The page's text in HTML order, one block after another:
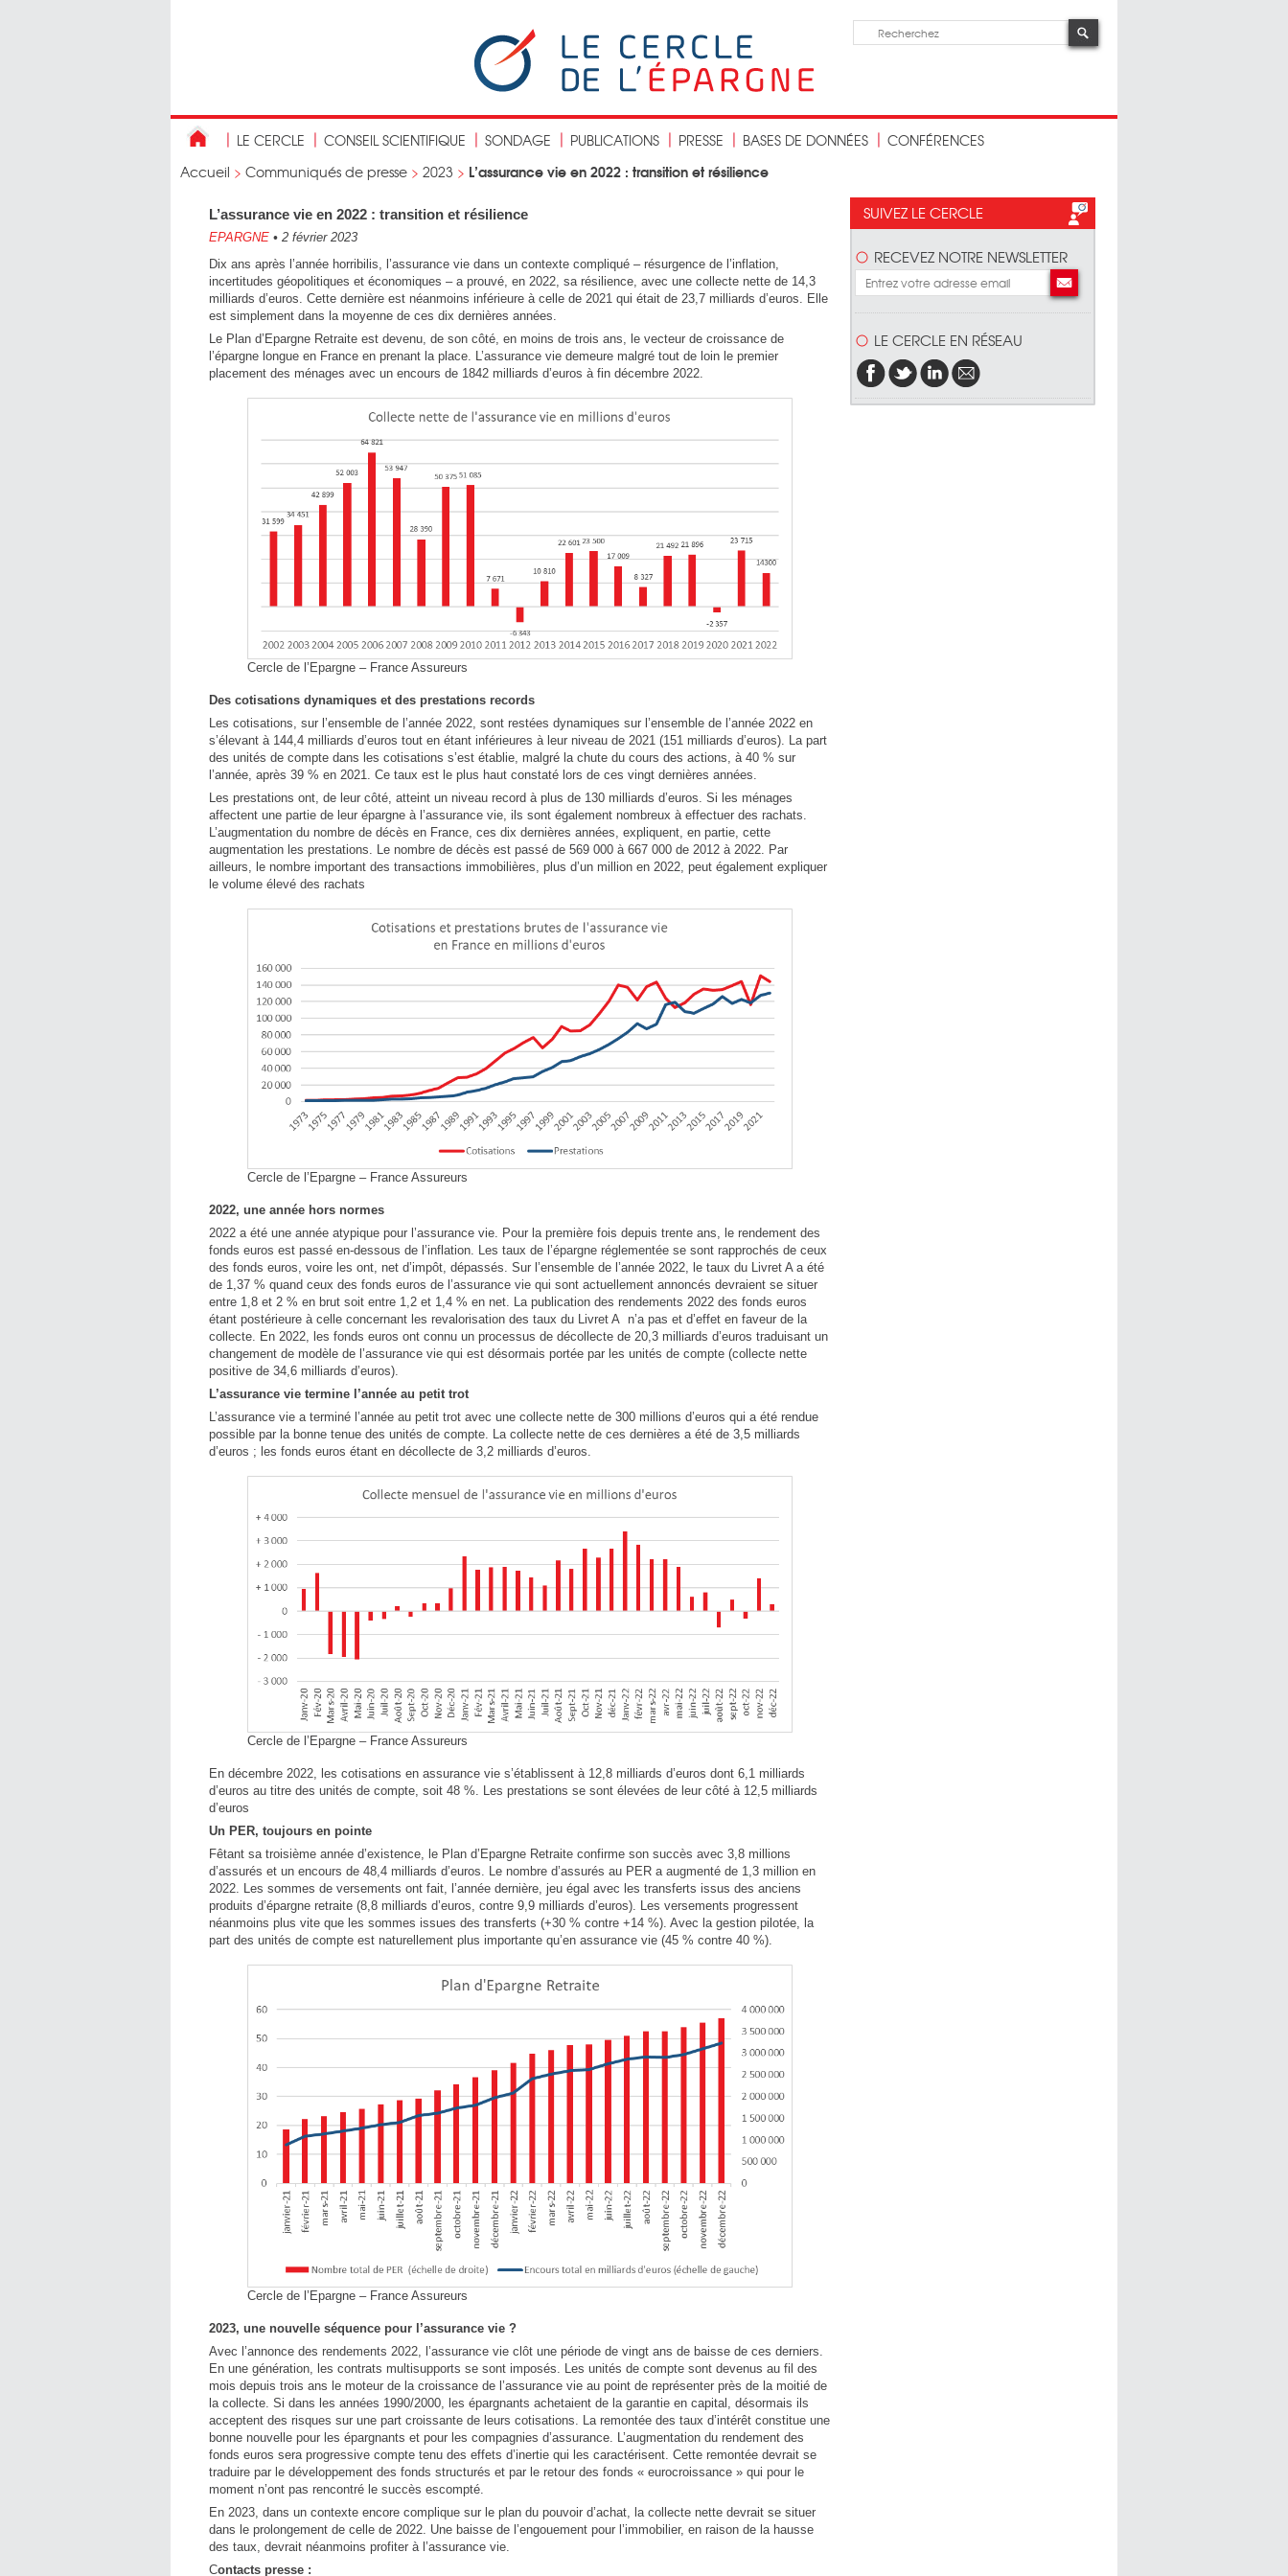
LE CERCLE CONSEIL SCIENTIFIQUE SONDAGE PUBLICATIONS PRESSE BASES DE DONNÉES
CONFÉRENCES
Accueil > Communiqués de presse > 2023 > L’assurance vie en 2022 : transition et résilience
L’assurance vie en 2022 : transition et résilience
EPARGNE • 2 février 2023
Dix ans après l’année horribilis, l’assurance vie dans un contexte compliqué – résurgence de l’inflation,
incertitudes géopolitiques et économiques – a prouvé, en 2022, sa résilience, avec une collecte nette de 14,3
milliards d’euros. Cette dernière est néanmoins inférieure à celle de 2021 qui était de 23,7 milliards d’euros. Elle
est simplement dans la moyenne de ces dix dernières années.
Le Plan d’Epargne Retraite est devenu, de son côté, en moins de trois ans, le vecteur de croissance de
l’épargne longue en France en prenant la place. L’assurance vie demeure malgré tout de loin le premier
placement des ménages avec un encours de 1842 milliards d’euros à fin décembre 2022.
Cercle de l’Epargne – France Assureurs
Des cotisations dynamiques et des prestations records
Les cotisations, sur l’ensemble de l’année 2022, sont restées dynamiques sur l’ensemble de l’année 2022 en
s’élevant à 144,4 milliards d’euros tout en étant inférieures à leur niveau de 2021 (151 milliards d’euros). La part
des unités de compte dans les cotisations s’est établie, malgré la chute du cours des actions, à 40 % sur
l’année, après 39 % en 2021. Ce taux est le plus haut constaté lors de ces vingt dernières années.
Les prestations ont, de leur côté, atteint un niveau record à plus de 130 milliards d’euros. Si les ménages
affectent une partie de leur épargne à l’assurance vie, ils sont également nombreux à effectuer des rachats.
L’augmentation du nombre de décès en France, ces dix dernières années, expliquent, en partie, cette
augmentation les prestations. Le nombre de décès est passé de 569 000 à 667 000 de 2012 à 2022. Par
ailleurs, le nombre important des transactions immobilières, plus d’un million en 2022, peut également expliquer
le volume élevé des rachats
Cercle de l’Epargne – France Assureurs
2022, une année hors normes
2022 a été une année atypique pour l’assurance vie. Pour la première fois depuis trente ans, le rendement des
fonds euros est passé en-dessous de l’inflation. Les taux de l’épargne réglementée se sont rapprochés de ceux
des fonds euros, voire les ont, net d’impôt, dépassés. Sur l’ensemble de l’année 2022, le taux du Livret A a été
de 1,37 % quand ceux des fonds euros de l’assurance vie qui sont actuellement annoncés devraient se situer
entre 1,8 et 2 % en brut soit entre 1,2 et 1,4 % en net. La publication des rendements 2022 des fonds euros
étant postérieure à celle concernant les revalorisation des taux du Livret A n’a pas et d’effet en faveur de la
collecte. En 2022, les fonds euros ont connu un processus de décollecte de 20,3 milliards d’euros traduisant un
changement de modèle de l’assurance vie qui est désormais portée par les unités de compte (collecte nette
positive de 34,6 milliards d’euros).
L’assurance vie termine l’année au petit trot
L’assurance vie a terminé l’année au petit trot avec une collecte nette de 300 millions d’euros qui a été rendue
possible par la bonne tenue des unités de compte. La collecte nette de ces dernières a été de 3,5 milliards
d’euros ; les fonds euros étant en décollecte de 3,2 milliards d’euros.
Cercle de l’Epargne – France Assureurs
En décembre 2022, les cotisations en assurance vie s’établissent à 12,8 milliards d’euros dont 6,1 milliards
d’euros au titre des unités de compte, soit 48 %. Les prestations se sont élevées de leur côté à 12,5 milliards
d’euros
Un PER, toujours en pointe
Fêtant sa troisième année d’existence, le Plan d’Epargne Retraite confirme son succès avec 3,8 millions
d’assurés et un encours de 48,4 milliards d’euros. Le nombre d’assurés au PER a augmenté de 1,3 million en
2022. Les sommes de versements ont fait, l’année dernière, jeu égal avec les transferts issus des anciens
produits d’épargne retraite (8,8 milliards d’euros, contre 9,9 milliards d’euros). Les versements progressent
néanmoins plus vite que les sommes issues des transferts (+30 % contre +14 %). Avec la gestion pilotée, la
part des unités de compte est naturellement plus importante qu’en assurance vie (45 % contre 40 %).
Cercle de l’Epargne – France Assureurs
2023, une nouvelle séquence pour l’assurance vie ?
Avec l’annonce des rendements 2022, l’assurance vie clôt une période de vingt ans de baisse de ces derniers.
En une génération, les contrats multisupports se sont imposés. Les unités de compte sont devenus au fil des
mois depuis trois ans le moteur de la croissance de l’assurance vie au point de représenter près de la moitié de
la collecte. Si dans les années 1990/2000, les épargnants achetaient de la garantie en capital, désormais ils
acceptent des risques sur une part croissante de leurs cotisations. La remontée des taux d’intérêt constitue une
bonne nouvelle pour les épargnants et pour les compagnies d’assurance. L’augmentation du rendement des
fonds euros sera progressive compte tenu des effets d’inertie qui les caractérisent. Cette remontée devrait se
traduire par le développement des fonds structurés et par le retour des fonds « eurocroissance » qui pour le
moment n’ont pas rencontré le succès escompté.
En 2023, dans un contexte encore complique sur le plan du pouvoir d’achat, la collecte nette devrait se situer
dans le prolongement de celle de 2022. Une baisse de l’engouement pour l’immobilier, en raison de la hausse
des taux, devrait néanmoins profiter à l’assurance vie.
Contacts presse :
SUIVEZ LE CERCLE
RECEVEZ NOTRE NEWSLETTER
LE CERCLE EN RÉSEAU